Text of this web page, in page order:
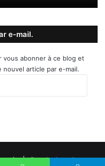
e-mail.
vous abonner à ce blog et
article par e-mail.
| Dev. by Inza-Agency